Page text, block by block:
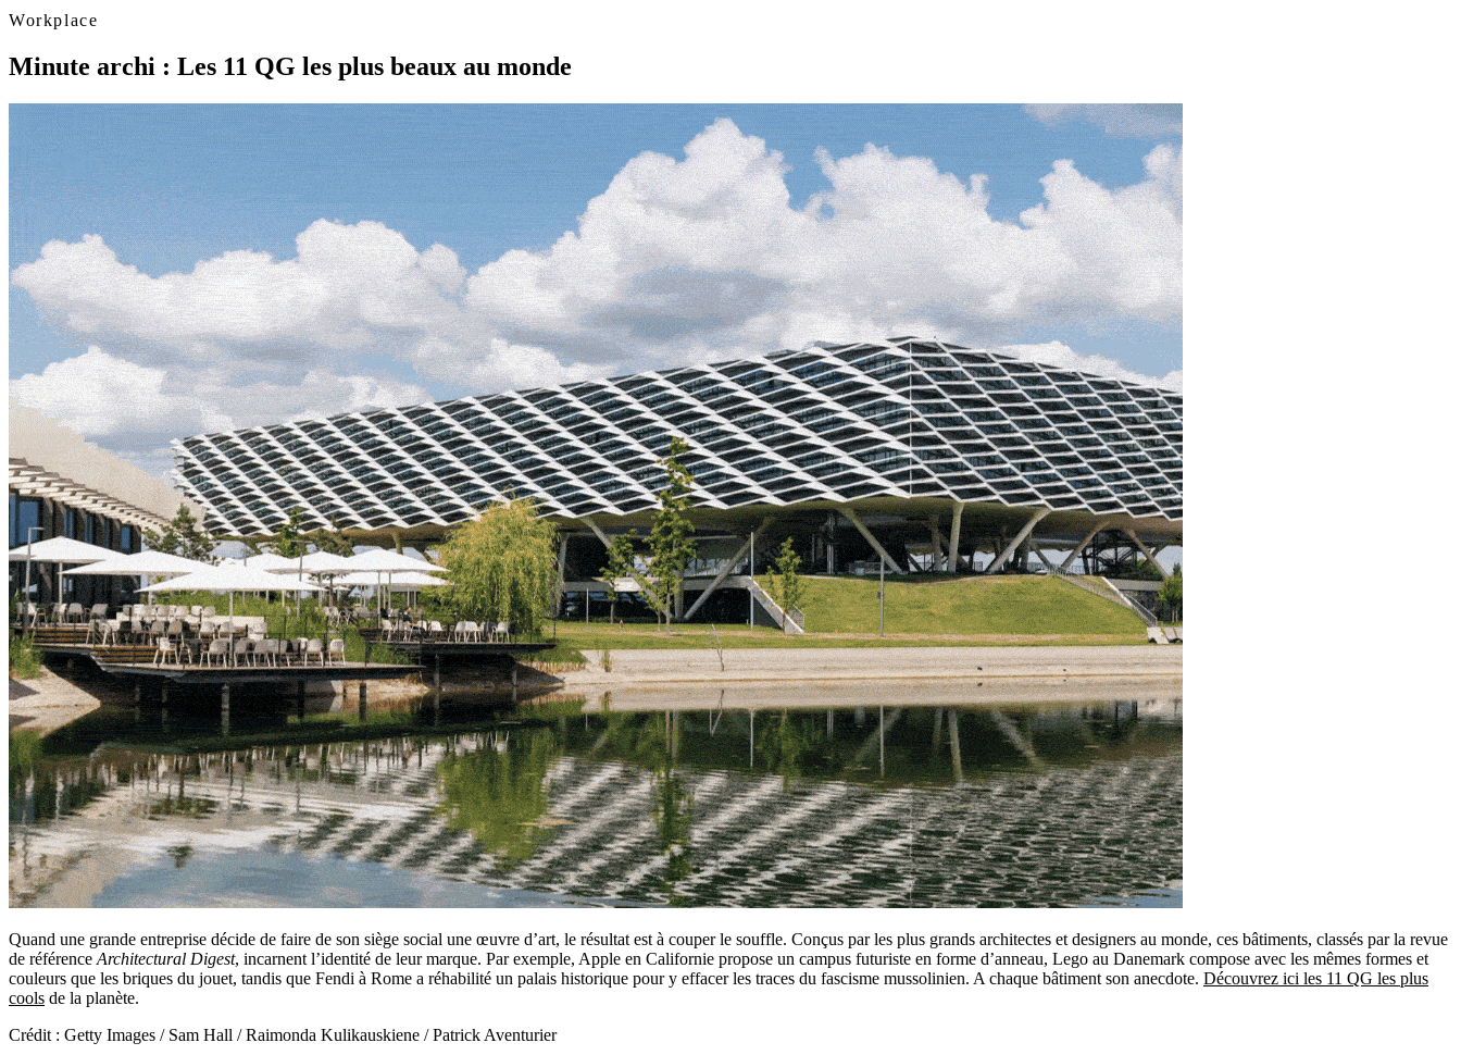
Workplace
Minute archi : Les 11 QG les plus beaux au monde
Quand une grande entreprise décide de faire de son siège social une œuvre d’art, le résultat est à couper le souffle. Conçus par les plus grands architectes et designers au monde, ces bâtiments, classés par la revue
de référence Architectural Digest, incarnent l’identité de leur marque. Par exemple, Apple en Californie propose un campus futuriste en forme d’anneau, Lego au Danemark compose avec les mêmes formes et
couleurs que les briques du jouet, tandis que Fendi à Rome a réhabilité un palais historique pour y effacer les traces du fascisme mussolinien. A chaque bâtiment son anecdote. Découvrez ici les 11 QG les plus
cools de la planète.
Crédit : Getty Images / Sam Hall / Raimonda Kulikauskiene / Patrick Aventurier